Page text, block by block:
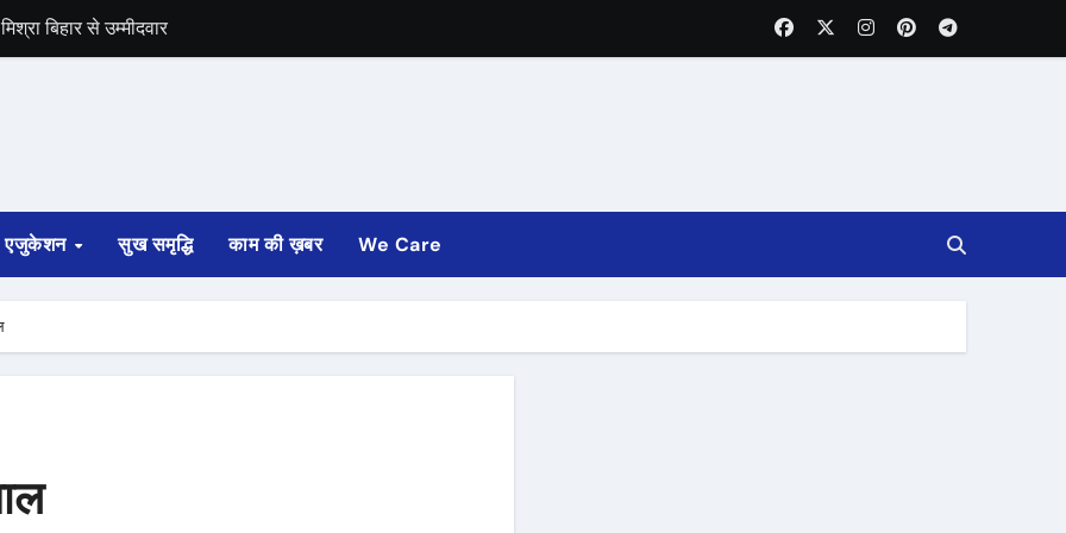
एजुकेशन सुख समृद्धि काम की ख़बर We Care